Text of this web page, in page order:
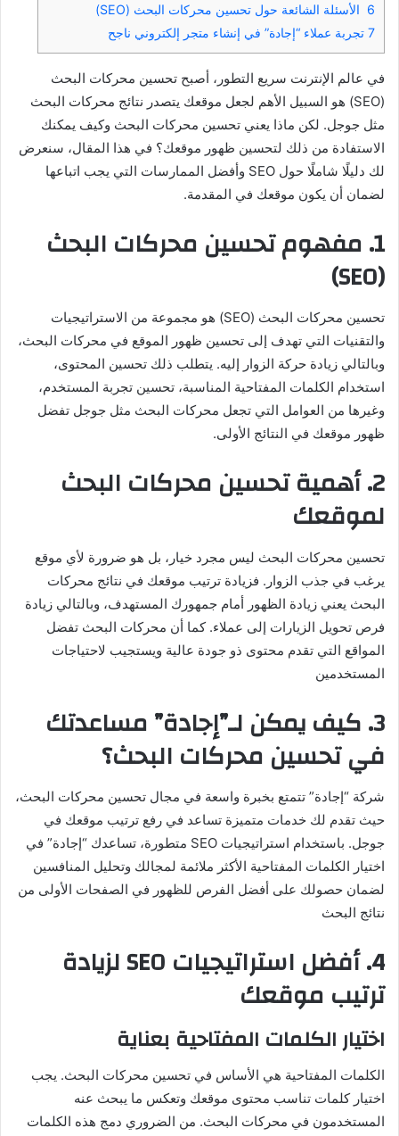
6 الأسئلة الشائعة حول تحسين محركات البحث (SEO)
7 تجربة عملاء “إجادة” في إنشاء متجر إلكتروني ناجح
في عالم الإنترنت سريع التطور، أصبح تحسين محركات البحث
(SEO) هو السبيل الأهم لجعل موقعك يتصدر نتائج محركات البحث
مثل جوجل. لكن ماذا يعني تحسين محركات البحث وكيف يمكنك
الاستفادة من ذلك لتحسين ظهور موقعك؟ في هذا المقال، سنعرض
لك دليلًا شاملًا حول SEO وأفضل الممارسات التي يجب اتباعها
لضمان أن يكون موقعك في المقدمة.
1. مفهوم تحسين محركات البحث
(SEO)
تحسين محركات البحث (SEO) هو مجموعة من الاستراتيجيات
والتقنيات التي تهدف إلى تحسين ظهور الموقع في محركات البحث،
وبالتالي زيادة حركة الزوار إليه. يتطلب ذلك تحسين المحتوى،
استخدام الكلمات المفتاحية المناسبة، تحسين تجربة المستخدم،
وغيرها من العوامل التي تجعل محركات البحث مثل جوجل تفضل
ظهور موقعك في النتائج الأولى.
2. أهمية تحسين محركات البحث
لموقعك
تحسين محركات البحث ليس مجرد خيار، بل هو ضرورة لأي موقع
يرغب في جذب الزوار. فزيادة ترتيب موقعك في نتائج محركات
البحث يعني زيادة الظهور أمام جمهورك المستهدف، وبالتالي زيادة
فرص تحويل الزيارات إلى عملاء. كما أن محركات البحث تفضل
المواقع التي تقدم محتوى ذو جودة عالية ويستجيب لاحتياجات
المستخدمين​
3. كيف يمكن لـ”إجادة” مساعدتك
في تحسين محركات البحث؟
شركة “إجادة” تتمتع بخبرة واسعة في مجال تحسين محركات البحث،
حيث تقدم لك خدمات متميزة تساعد في رفع ترتيب موقعك في
جوجل. باستخدام استراتيجيات SEO متطورة، تساعدك “إجادة” في
اختيار الكلمات المفتاحية الأكثر ملائمة لمجالك وتحليل المنافسين
لضمان حصولك على أفضل الفرص للظهور في الصفحات الأولى من
نتائج البحث​
4. أفضل استراتيجيات SEO لزيادة
ترتيب موقعك
اختيار الكلمات المفتاحية بعناية
الكلمات المفتاحية هي الأساس في تحسين محركات البحث. يجب
اختيار كلمات تناسب محتوى موقعك وتعكس ما يبحث عنه
المستخدمون في محركات البحث. من الضروري دمج هذه الكلمات